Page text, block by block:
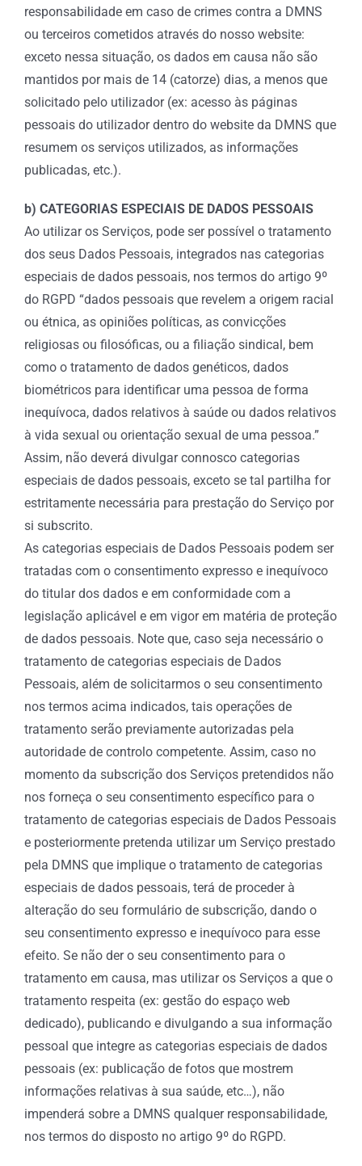
responsabilidade em caso de crimes contra a DMNS
ou terceiros cometidos através do nosso website:
exceto nessa situação, os dados em causa não são
mantidos por mais de 14 (catorze) dias, a menos que
solicitado pelo utilizador (ex: acesso às páginas
pessoais do utilizador dentro do website da DMNS que
resumem os serviços utilizados, as informações
publicadas, etc.).
b) CATEGORIAS ESPECIAIS DE DADOS PESSOAIS
Ao utilizar os Serviços, pode ser possível o tratamento
dos seus Dados Pessoais, integrados nas categorias
especiais de dados pessoais, nos termos do artigo 9º
do RGPD “dados pessoais que revelem a origem racial
ou étnica, as opiniões políticas, as convicções
religiosas ou filosóficas, ou a filiação sindical, bem
como o tratamento de dados genéticos, dados
biométricos para identificar uma pessoa de forma
inequívoca, dados relativos à saúde ou dados relativos
à vida sexual ou orientação sexual de uma pessoa.”
Assim, não deverá divulgar connosco categorias
especiais de dados pessoais, exceto se tal partilha for
estritamente necessária para prestação do Serviço por
si subscrito.
As categorias especiais de Dados Pessoais podem ser
tratadas com o consentimento expresso e inequívoco
do titular dos dados e em conformidade com a
legislação aplicável e em vigor em matéria de proteção
de dados pessoais. Note que, caso seja necessário o
tratamento de categorias especiais de Dados
Pessoais, além de solicitarmos o seu consentimento
nos termos acima indicados, tais operações de
tratamento serão previamente autorizadas pela
autoridade de controlo competente. Assim, caso no
momento da subscrição dos Serviços pretendidos não
nos forneça o seu consentimento específico para o
tratamento de categorias especiais de Dados Pessoais
e posteriormente pretenda utilizar um Serviço prestado
pela DMNS que implique o tratamento de categorias
especiais de dados pessoais, terá de proceder à
alteração do seu formulário de subscrição, dando o
seu consentimento expresso e inequívoco para esse
efeito. Se não der o seu consentimento para o
tratamento em causa, mas utilizar os Serviços a que o
tratamento respeita (ex: gestão do espaço web
dedicado), publicando e divulgando a sua informação
pessoal que integre as categorias especiais de dados
pessoais (ex: publicação de fotos que mostrem
informações relativas à sua saúde, etc…), não
impenderá sobre a DMNS qualquer responsabilidade,
nos termos do disposto no artigo 9º do RGPD.